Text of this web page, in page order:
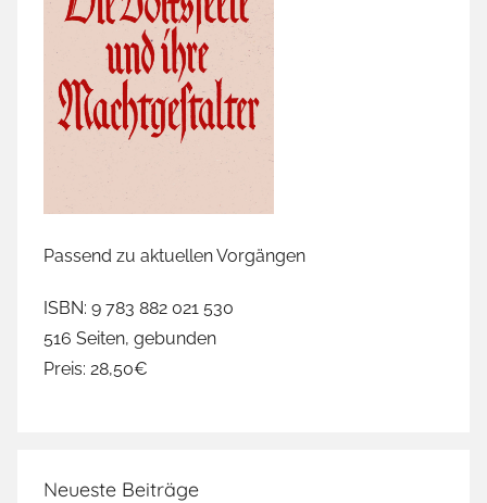
Passend zu aktuellen Vorgängen
ISBN: 9 783 882 021 530
516 Seiten, gebunden
Preis: 28,50€
Neueste Beiträge